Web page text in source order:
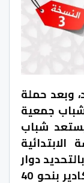
وبعد حملة
جمعية
شباب
دوار
“تملالت” ، التي تبعد عن مدينة أكادير بنحو 40